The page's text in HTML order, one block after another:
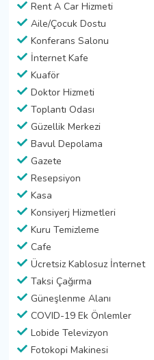
Rent A Car Hizmeti
Aile/Çocuk Dostu
Konferans Salonu
İnternet Kafe
Kuaför
Doktor Hizmeti
Toplantı Odası
Güzellik Merkezi
Bavul Depolama
Gazete
Resepsiyon
Kasa
Konsiyerj Hizmetleri
Kuru Temizleme
Cafe
Ücretsiz Kablosuz İnternet
Taksi Çağırma
Güneşlenme Alanı
COVID-19 Ek Önlemler
Lobide Televizyon
Fotokopi Makinesi